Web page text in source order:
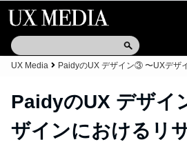
UX Media
PaidyのUX デザイ
ザインにおけるリ